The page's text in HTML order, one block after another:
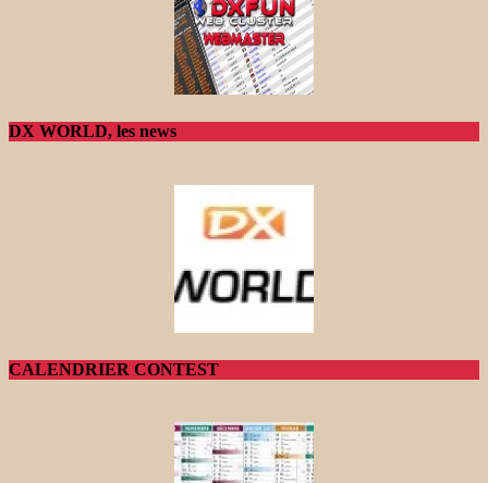
DX WORLD, les news
CALENDRIER CONTEST